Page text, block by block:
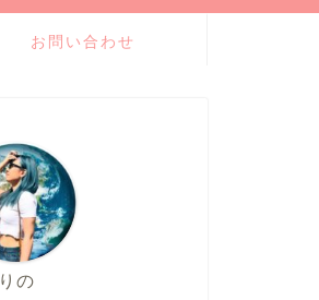
お問い合わせ
りの